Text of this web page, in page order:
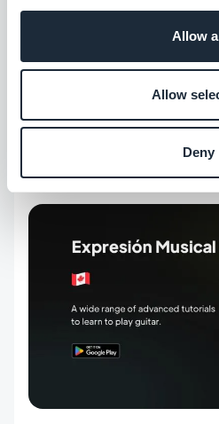
Allow
Allow
Deny
Entdecken Sie JettiFit im
Google Play
herunter.